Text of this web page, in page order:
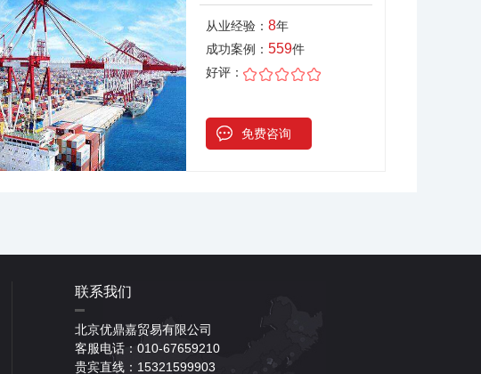
从业经验： 8年
成功案例： 559件
好评：
免费咨询
联系我们
北京优鼎嘉贸易有限公司
客服电话：010-67659210
贵宾直线：15321599903